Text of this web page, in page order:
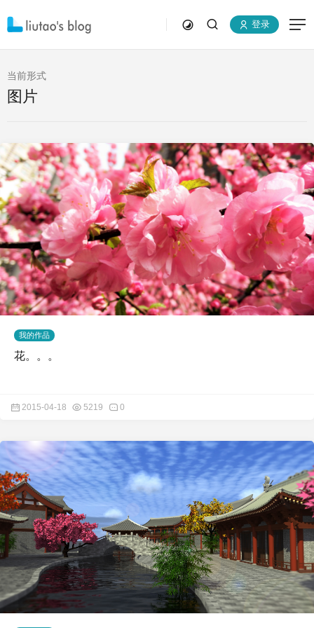
登录
当前形式
图片
我的作品
花。。。
2015-04-18 5219 0